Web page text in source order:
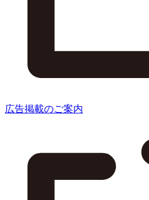
広告掲載のご案内